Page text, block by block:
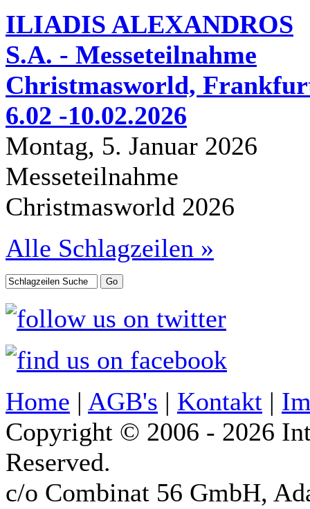
ILIADIS ALEXANDROS
S.A. - Messeteilnahme
Christmasworld,
6.02 -10.02.2026
Montag, 5. Januar 2026
Messeteilnahme
Christmasworld 2026
Alle Schlagzeilen »
Home | AGB's | Kontakt |
Copyright © 2006 - 2026
Reserved.
c/o Combinat 56 GmbH,